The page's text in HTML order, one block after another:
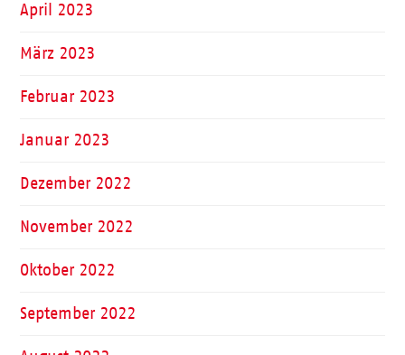
April 2023
März 2023
Februar 2023
Januar 2023
Dezember 2022
November 2022
Oktober 2022
September 2022